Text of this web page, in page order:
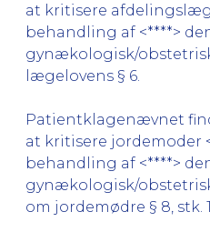
at kritisere
behandling af <****>
gynækologisk/
lægelovens § 6.
Patientklagenævnet
at kritisere jordemoder
behandling af <****>
gynækologisk/
om jordemødre § 8, stk. 1.